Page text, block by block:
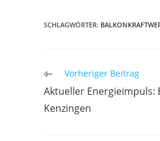
SCHLAGWÖRTER:
Weitere
Artikel
ansehen
Vorheriger Beitrag
Aktueller Energieimpuls:
Kenzingen